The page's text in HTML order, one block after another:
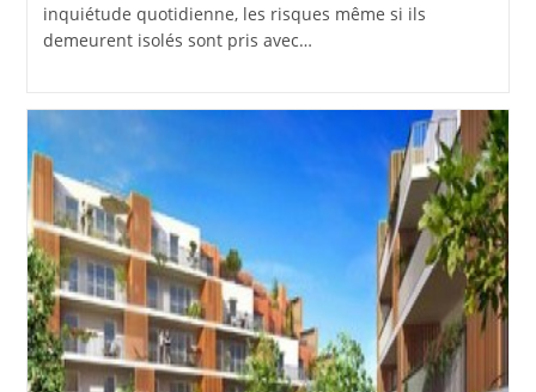
inquiétude quotidienne, les risques même si ils
demeurent isolés sont pris avec…